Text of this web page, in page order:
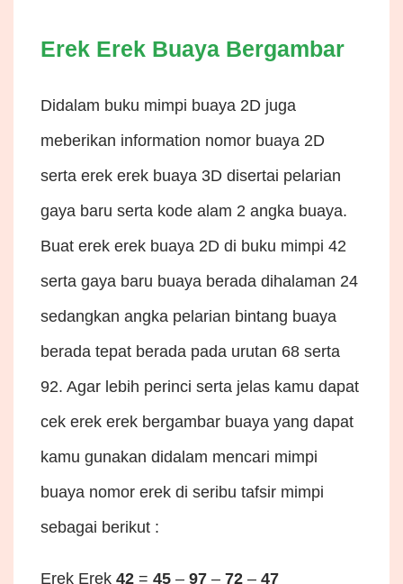
Erek Erek Buaya Bergambar
Didalam buku mimpi buaya 2D juga
meberikan information nomor buaya 2D
serta erek erek buaya 3D disertai pelarian
gaya baru serta kode alam 2 angka buaya.
Buat erek erek buaya 2D di buku mimpi 42
serta gaya baru buaya berada dihalaman 24
sedangkan angka pelarian bintang buaya
berada tepat berada pada urutan 68 serta
92. Agar lebih perinci serta jelas kamu dapat
cek erek erek bergambar buaya yang dapat
kamu gunakan didalam mencari mimpi
buaya nomor erek di seribu tafsir mimpi
sebagai berikut :
Erek Erek 42 = 45 – 97 – 72 – 47